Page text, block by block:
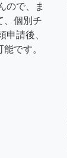
ので、ま
、個別チ
請後、
です。